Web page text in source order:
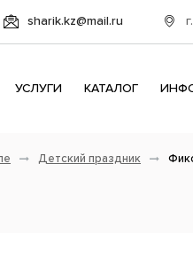
sharik.kz@mail.ru
УСЛУГИ КАТАЛОГ
Детский праздник